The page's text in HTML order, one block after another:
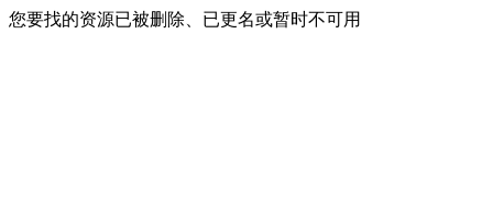
您要找的资源已被删除、已更名或暂时不可用